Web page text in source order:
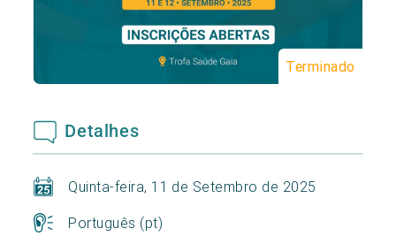
Terminado
Detalhes
Quinta-feira, 11 de Setembro de 2025
Português (pt)